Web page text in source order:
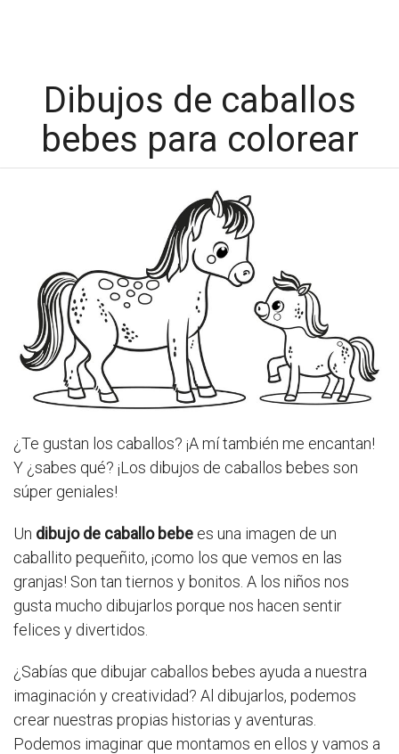
Dibujos de caballos
bebes para colorear
¿Te gustan los caballos? ¡A mí también me encantan!
Y ¿sabes qué? ¡Los dibujos de caballos bebes son
súper geniales!
Un dibujo de caballo bebe es una imagen de un
caballito pequeñito, ¡como los que vemos en las
granjas! Son tan tiernos y bonitos. A los niños nos
gusta mucho dibujarlos porque nos hacen sentir
felices y divertidos.
¿Sabías que dibujar caballos bebes ayuda a nuestra
imaginación y creatividad? Al dibujarlos, podemos
crear nuestras propias historias y aventuras.
Podemos imaginar que montamos en ellos y vamos a